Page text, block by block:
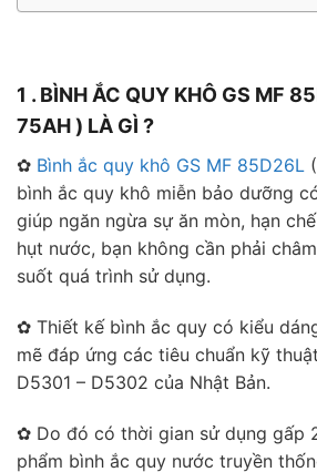
1 . BÌNH ẮC QUY KHÔ GS MF
75AH ) LÀ GÌ ?
✿ Bình ắc quy khô GS MF 85D26L
bình ắc quy khô miễn bảo dưỡng
giúp ngăn ngừa sự ăn mòn, hạn
hụt nước, bạn không cần phải
suốt quá trình sử dụng.
✿ Thiết kế bình ắc quy có kiểu
mẽ đáp ứng các tiêu chuẩn kỹ
D5301 – D5302 của Nhật Bản.
✿ Do đó có thời gian sử dụng gấp
phẩm bình ắc quy nước truyền